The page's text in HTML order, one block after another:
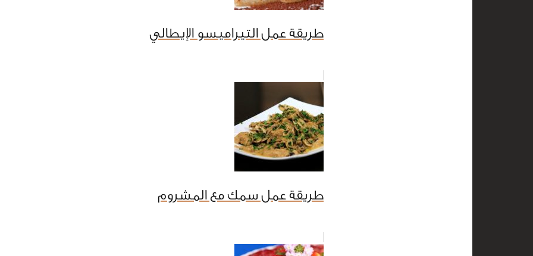
طريقة عمل التيراميسو الإيطالي
طريقة عمل سمك مع المشروم